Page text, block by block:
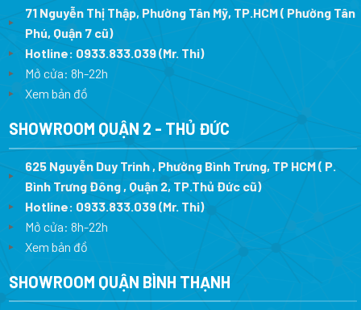
71 Nguyễn Thị Thập, Phường Tân Mỹ, TP.HCM ( Phường Tân
Phú, Quận 7 cũ)
Hotline: 0933.833.039(Mr. Thi)
Mở cửa: 8h-22h
Xem bản đồ
SHOWROOM QUẬN 2 - THỦ ĐỨC
625 Nguyễn Duy Trinh , Phường Bình Trưng, TP HCM ( P.
Bình Trưng Đông , Quận 2, TP.Thủ Đức cũ)
Hotline: 0933.833.039(Mr. Thi)
Mở cửa: 8h-22h
Xem bản đồ
SHOWROOM QUẬN BÌNH THẠNH